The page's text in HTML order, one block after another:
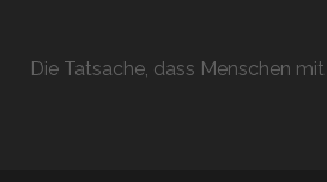
Die Tatsache, dass Menschen